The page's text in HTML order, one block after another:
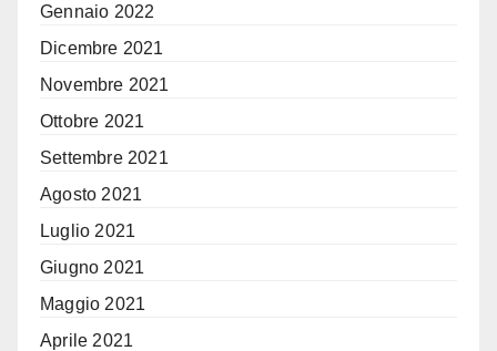
Gennaio 2022
Dicembre 2021
Novembre 2021
Ottobre 2021
Settembre 2021
Agosto 2021
Luglio 2021
Giugno 2021
Maggio 2021
Aprile 2021